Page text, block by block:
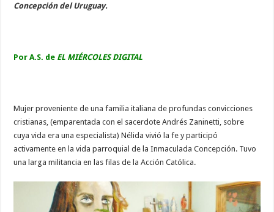
Concepción del Uruguay.
Por A.S. de EL MIÉRCOLES DIGITAL
Mujer proveniente de una familia italiana de profundas convicciones
cristianas, (emparentada con el sacerdote Andrés Zaninetti, sobre
cuya vida era una especialista) Nélida vivió la fe y participó
activamente en la vida parroquial de la Inmaculada Concepción. Tuvo
una larga militancia en las filas de la Acción Católica.